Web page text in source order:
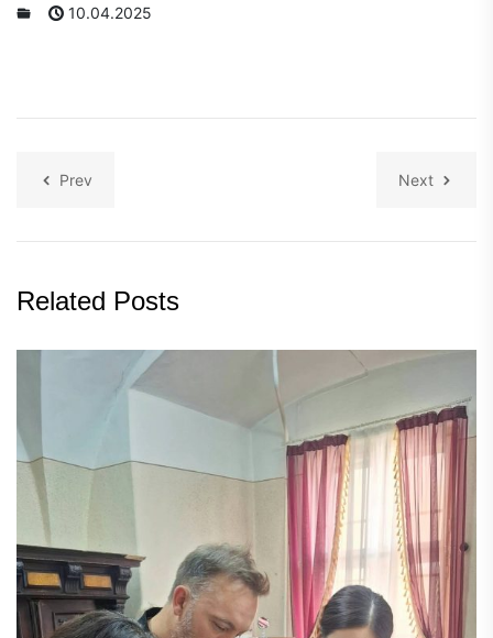
10.04.2025
Prev Next
Related Posts